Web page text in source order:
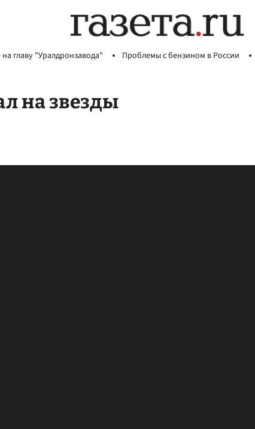
главу "Уралдронзавода" Проблемы с бензином в России
на звезды